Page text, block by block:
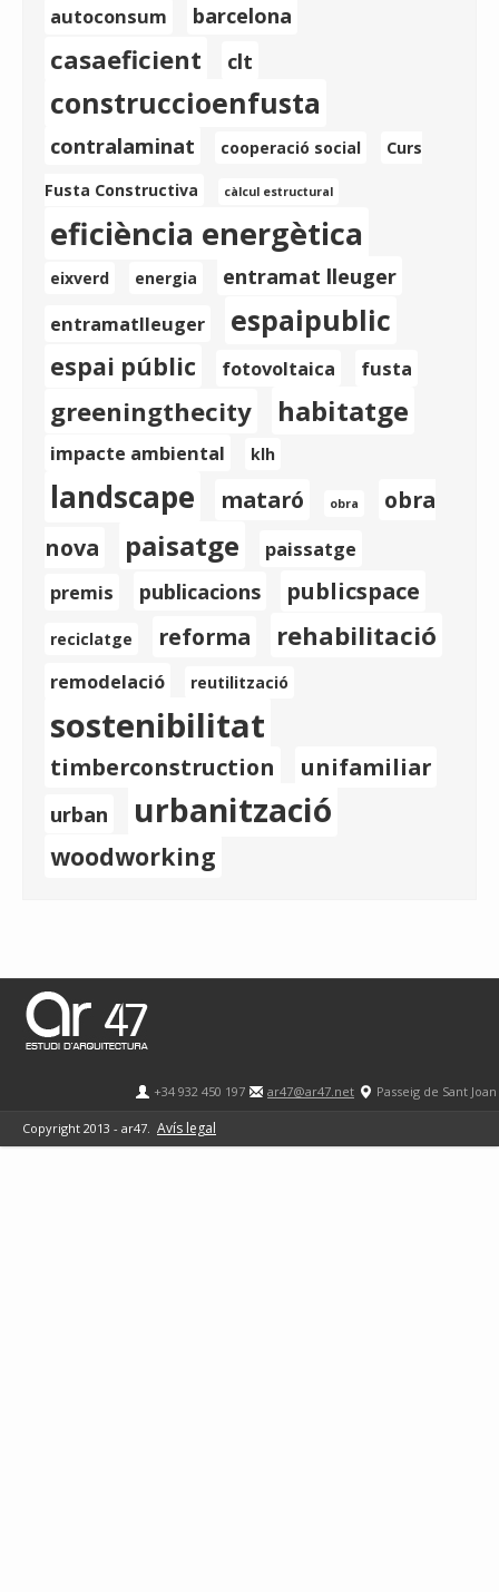
autoconsum barcelona
casaeficient clt
construccioenfusta
contralaminat cooperació social
Curs
Fusta Constructiva
càlcul estructural
eficiència energètica
eixverd energia entramat lleuger
entramatlleuger espaipublic
espai públic fotovoltaica fusta
greeningthecity habitatge
impacte ambiental klh
landscape mataró obra
obra
nova
paisatge
paissatge
premis
publicacions publicspace
reciclatge reforma rehabilitació
remodelació reutilització
sostenibilitat
timberconstruction unifamiliar
urban urbanització
woodworking
+34 932 450 197 ar47@ar47.net Passeig de Sant
Copyright 2013 - ar47. Avís legal